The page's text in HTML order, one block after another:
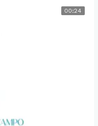
00:24